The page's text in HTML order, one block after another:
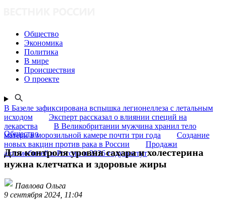
Общество
Экономика
Политика
В мире
Происшествия
О проекте
В Базеле зафиксирована вспышка легионеллеза с летальным
исходом
Эксперт рассказал о влиянии специй на
лекарства
В Великобритании мужчина хранил тело
матери в морозильной камере почти три года
Создание
новых вакцин против рака в России
Продажи
автомобилей в России в 2026 году растут
Общество
Для контроля уровня сахара и холестерина
нужна клетчатка и здоровые жиры
Павлова Ольга
9 сентября 2024, 11:04